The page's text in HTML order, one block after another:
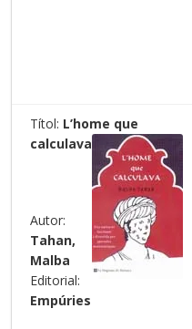
Títol: L’home que
calculava
Autor:
Tahan,
Malba
Editorial:
Empúries